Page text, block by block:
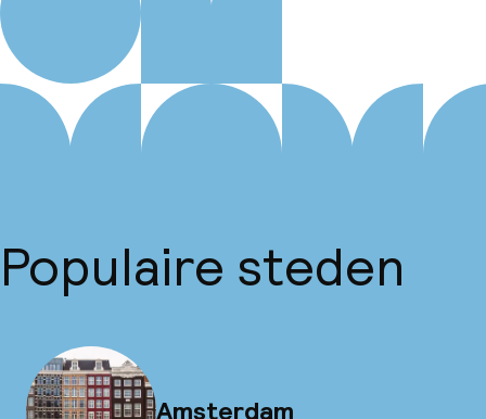
Populaire steden
Amsterdam